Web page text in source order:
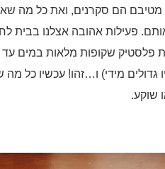
מטיבם הם סקרנים, ואת כל מה
פעילות אהובה אצלנו בבית
פלסטיק שקופות מלאות במים
גדולים מידי) ו…זהו! עכשיו כל
שוקע.